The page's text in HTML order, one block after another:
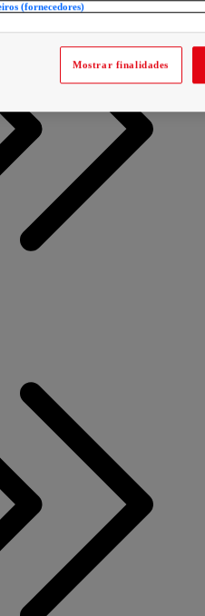
(fornecedores)
Mostrar finalidades